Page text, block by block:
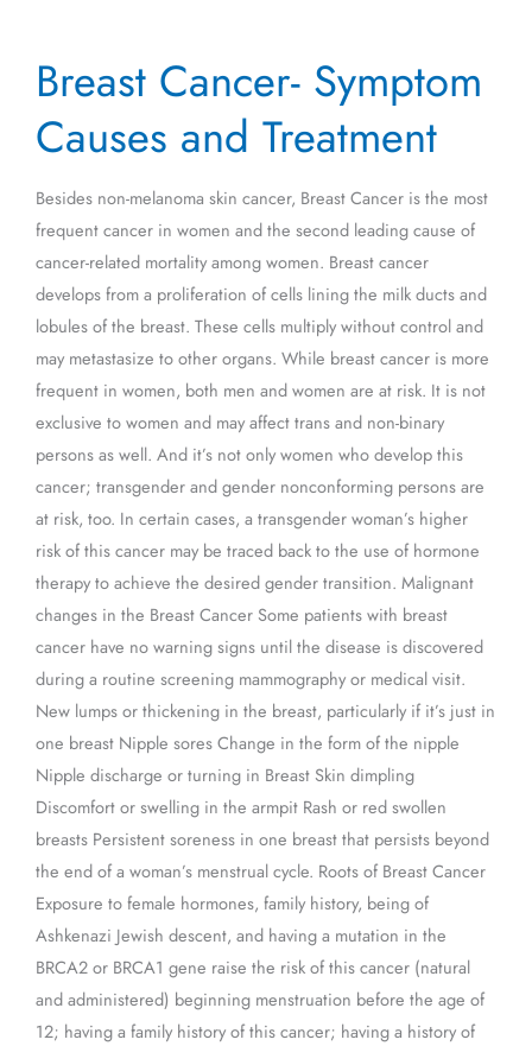
Breast Cancer- Symptom
Causes and Treatment
Besides non-melanoma skin cancer, Breast Cancer is the most
frequent cancer in women and the second leading cause of
cancer-related mortality among women. Breast cancer
develops from a proliferation of cells lining the milk ducts and
lobules of the breast. These cells multiply without control and
may metastasize to other organs. While breast cancer is more
frequent in women, both men and women are at risk. It is not
exclusive to women and may affect trans and non-binary
persons as well. And it’s not only women who develop this
cancer; transgender and gender nonconforming persons are
at risk, too. In certain cases, a transgender woman’s higher
risk of this cancer may be traced back to the use of hormone
therapy to achieve the desired gender transition. Malignant
changes in the Breast Cancer Some patients with breast
cancer have no warning signs until the disease is discovered
during a routine screening mammography or medical visit.
New lumps or thickening in the breast, particularly if it’s just in
one breast Nipple sores Change in the form of the nipple
Nipple discharge or turning in Breast Skin dimpling
Discomfort or swelling in the armpit Rash or red swollen
breasts Persistent soreness in one breast that persists beyond
the end of a woman’s menstrual cycle. Roots of Breast Cancer
Exposure to female hormones, family history, being of
Ashkenazi Jewish descent, and having a mutation in the
BRCA2 or BRCA1 gene raise the risk of this cancer (natural
and administered) beginning menstruation before the age of
12; having a family history of this cancer; having a history of
Cancer-
Symptom
Causes
Treatment